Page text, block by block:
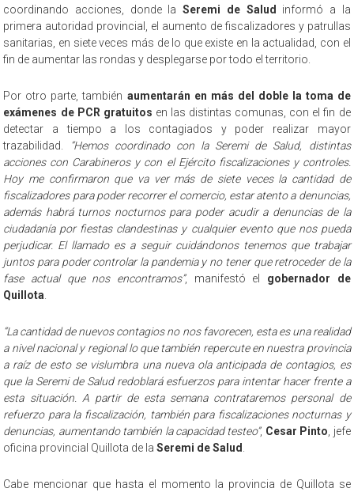
coordinando acciones, donde laSeremi de Salud
informó a la
primera autoridad provincial, el aumento de fiscalizadores y patrullas
sanitarias, en siete veces más de lo que existe en la actualidad, con el
fin de aumentar las rondas y desplegarse por todo el territorio.
Por otro parte, también aumentarán en más del doble la toma de
exámenes de PCR gratuitos en las distintas comunas, con el fin de
detectar a tiempo a los contagiados y poder realizar mayor
trazabilidad.
“Hemos coordinado con la Seremi de Salud, distintas
acciones con Carabineros y con el Ejército fiscalizaciones y controles.
Hoy me confirmaron que va ver más de siete veces la cantidad de
fiscalizadores para poder recorrer el comercio, estar atento a denuncias,
además habrá turnos nocturnos para poder acudir a denuncias de la
ciudadanía por fiestas clandestinas y cualquier evento que nos pueda
perjudicar. El llamado es a seguir cuidándonos tenemos que trabajar
juntos para poder controlar la pandemia y no tener que retroceder de la
fase actual que nos encontramos”, manifestó el gobernador de
Quillota
“La cantidad de nuevos contagios no nos favorecen, esta es una realidad
a nivel nacional y regional lo que también repercute en nuestra provincia
a raíz de esto se vislumbra una nueva ola anticipada de contagios, es
que la Seremi de Salud redoblará esfuerzos para intentar hacer frente a
esta situación. A partir de esta semana contrataremos personal de
refuerzo para la fiscalización, también para fiscalizaciones nocturnas y
denuncias, aumentando también la capacidad testeo”, Cesar Pinto , jefe
oficina provincial Quillota de laSeremi de Salud
Cabe mencionar que hasta el momento la provincia de Quillota se